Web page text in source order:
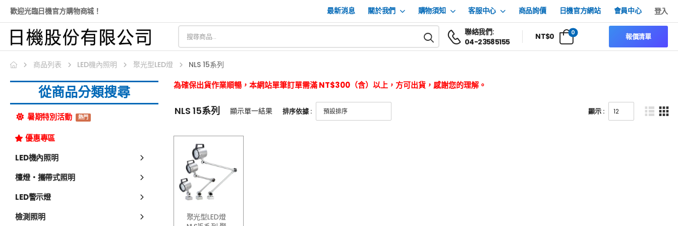
歡迎光臨日機官方購物商城！ 最新消息 關於我們 購物須知 客服中心 商品詢價 日機官方網站 會員中心 登入
聯絡我們:
04-23585155
NT$0 0 報價清單
商品列表 LED機內照明 聚光型LED燈 NLS 15系列
從商品分類搜尋
暑期特別活動 熱門
優惠專區
LED機內照明
檯燈・攜帶式照明
LED警示燈
檢測照明
為確保出貨作業順暢，本網站單筆訂單需滿 NT$300（含）以上，方可出貨，感謝您的理解。
NLS 15系列 顯示單一結果 排序依據 : 顯示 :
聚光型LED燈